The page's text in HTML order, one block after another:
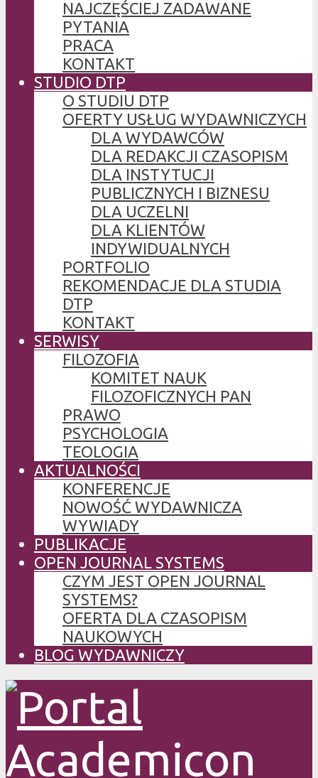
NAJCZĘŚCIEJ ZADAWANE
PYTANIA
PRACA
KONTAKT
STUDIO DTP
O STUDIU DTP
OFERTY USŁUG WYDAWNICZYCH
DLA WYDAWCÓW
DLA REDAKCJI CZASOPISM
DLA INSTYTUCJI
PUBLICZNYCH I BIZNESU
DLA UCZELNI
DLA KLIENTÓW
INDYWIDUALNYCH
PORTFOLIO
REKOMENDACJE DLA STUDIA
DTP
KONTAKT
SERWISY
FILOZOFIA
KOMITET NAUK
FILOZOFICZNYCH PAN
PRAWO
PSYCHOLOGIA
TEOLOGIA
AKTUALNOŚCI
KONFERENCJE
NOWOŚĆ WYDAWNICZA
WYWIADY
PUBLIKACJE
OPEN JOURNAL SYSTEMS
CZYM JEST OPEN JOURNAL
SYSTEMS?
OFERTA DLA CZASOPISM
NAUKOWYCH
BLOG WYDAWNICZY